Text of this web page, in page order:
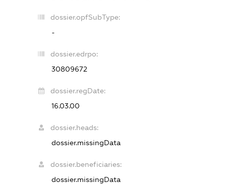
dossier.opfSubType:
-
dossier.edrpo:
30809672
dossier.regDate:
16.03.00
dossier.heads:
dossier.missingData
dossier.beneficiaries:
dossier.missingData